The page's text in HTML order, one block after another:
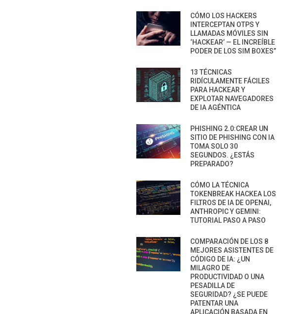
CÓMO LOS HACKERS
INTERCEPTAN OTPS Y
LLAMADAS MÓVILES SIN
‘HACKEAR’ — EL INCREÍBLE
PODER DE LOS SIM BOXES”
13 TÉCNICAS
RIDÍCULAMENTE FÁCILES
PARA HACKEAR Y
EXPLOTAR NAVEGADORES
DE IA AGÉNTICA
PHISHING 2.0:CREAR UN
SITIO DE PHISHING CON IA
TOMA SOLO 30
SEGUNDOS. ¿ESTÁS
PREPARADO?
CÓMO LA TÉCNICA
TOKENBREAK HACKEA LOS
FILTROS DE IA DE OPENAI,
ANTHROPIC Y GEMINI:
TUTORIAL PASO A PASO
COMPARACIÓN DE LOS 8
MEJORES ASISTENTES DE
CÓDIGO DE IA: ¿UN
MILAGRO DE
PRODUCTIVIDAD O UNA
PESADILLA DE
SEGURIDAD? ¿SE PUEDE
PATENTAR UNA
APLICACIÓN BASADA EN